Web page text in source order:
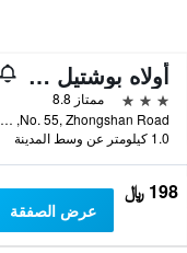
أولاه بوشتيل - تايتشونج ستيشن
3 نجوم
ممتاز 8.8
No. 55, Zhongshan Road, تايتشونغ, تايوان
1.0 كيلومتر عن وسط المدينة
198 ﷼
عرض الصفقة